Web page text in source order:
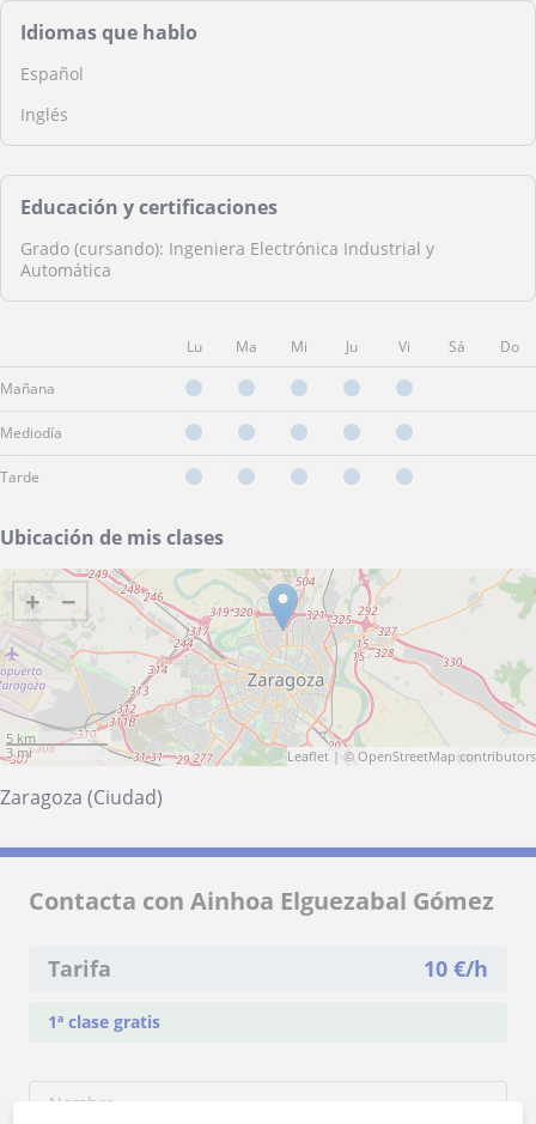
Idiomas que hablo
Español
Inglés
Educación y certificaciones
Grado (cursando): Ingeniera Electrónica Industrial y
Automática
Lu Ma Mi Ju Vi Sá Do
Mañana
Mediodía
Tarde
Ubicación de mis clases
+ −
5 km
3 mi
Leaflet | © OpenStreetMapcontributors
Zaragoza (Ciudad)
Contacta con Ainhoa Elguezabal Gómez
Tarifa 10 €/h
1ª clase gratis